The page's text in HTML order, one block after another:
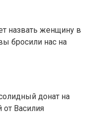
назвать женщину в
бросили нас на
донат на
от Василия